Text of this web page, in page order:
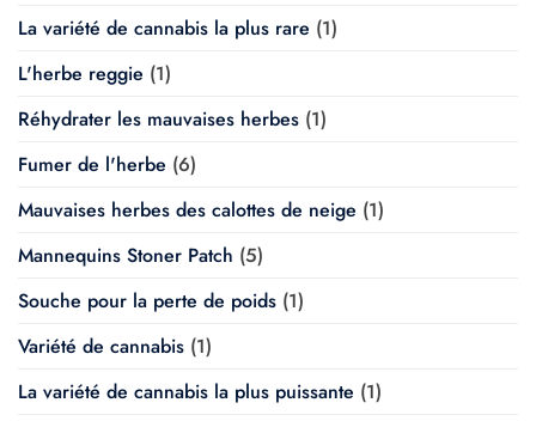
La variété de cannabis la plus rare (1)
L'herbe reggie (1)
Réhydrater les mauvaises herbes (1)
Fumer de l'herbe (6)
Mauvaises herbes des calottes de neige (1)
Mannequins Stoner Patch (5)
Souche pour la perte de poids (1)
Variété de cannabis (1)
La variété de cannabis la plus puissante (1)